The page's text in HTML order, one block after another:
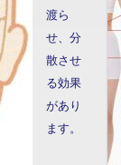
渡ら
せ、分
散させ
る効果
があり
ます。